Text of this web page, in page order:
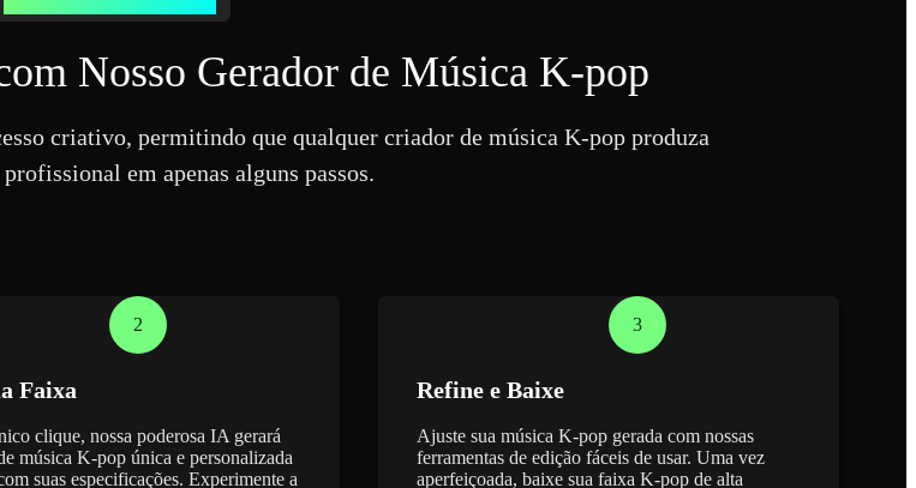
Nosso Gerador de Música K-pop
criativo, permitindo que qualquer criador de música K-pop produza
em apenas alguns passos.
2
Faixa
clique, nossa poderosa IA gerará
música K-pop única e personalizada
suas especificações. Experimente a
3
Refine e Baixe
Ajuste sua música K-pop gerada com nossas
ferramentas de edição fáceis de usar. Uma vez
aperfeiçoada, baixe sua faixa K-pop de alta